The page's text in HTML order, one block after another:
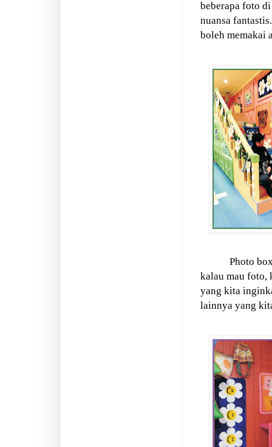
beberapa foto
nuansa fantastis.
boleh memakai
Photo
kalau mau foto,
yang kita
lainnya yang